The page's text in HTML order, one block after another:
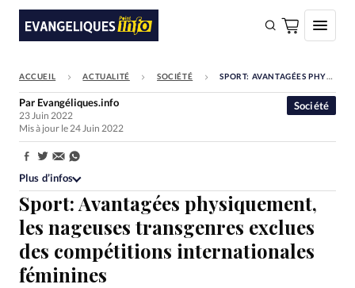
FAIRE UN DON
Faire un don
Société
Monde
Bible
Toute l'actualité
ACCUEIL ACTUALITÉ SOCIÉTÉ SPORT: AVANTAGÉES PHYSIQUEMENT, LES NAGEUSES TRANSGENRES EXCLUES DES COMPÉTITIONS INTERNATIONALES FÉMININES
Sport: Avantagées physiquement,
les nageuses transgenres exclues
des compétitions internationales
féminines
Société
Par Evangéliques.info
23 Juin 2022
Mis à jour le 24 Juin 2022
Partager:
Plus d’infos